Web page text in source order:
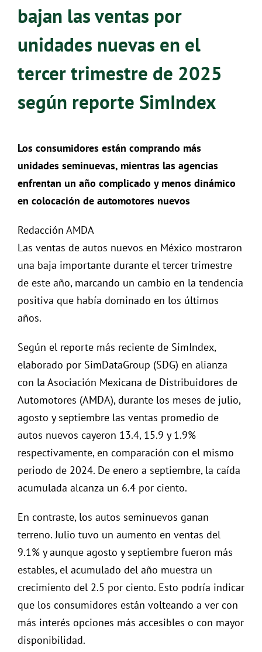
bajan las ventas por
unidades nuevas en el
tercer trimestre de 2025
según reporte SimIndex
Los consumidores están comprando más
unidades seminuevas, mientras las agencias
enfrentan un año complicado y menos dinámico
en colocación de automotores nuevos
Redacción AMDA
Las ventas de autos nuevos en México mostraron
una baja importante durante el tercer trimestre
de este año, marcando un cambio en la tendencia
positiva que había dominado en los últimos
años.
Según el reporte más reciente de SimIndex,
elaborado por SimDataGroup (SDG) en alianza
con la Asociación Mexicana de Distribuidores de
Automotores (AMDA), durante los meses de julio,
agosto y septiembre las ventas promedio de
autos nuevos cayeron 13.4, 15.9 y 1.9%
respectivamente, en comparación con el mismo
periodo de 2024. De enero a septiembre, la caída
acumulada alcanza un 6.4 por ciento.
En contraste, los autos seminuevos ganan
terreno. Julio tuvo un aumento en ventas del
9.1% y aunque agosto y septiembre fueron más
estables, el acumulado del año muestra un
crecimiento del 2.5 por ciento. Esto podría indicar
que los consumidores están volteando a ver con
más interés opciones más accesibles o con mayor
disponibilidad.